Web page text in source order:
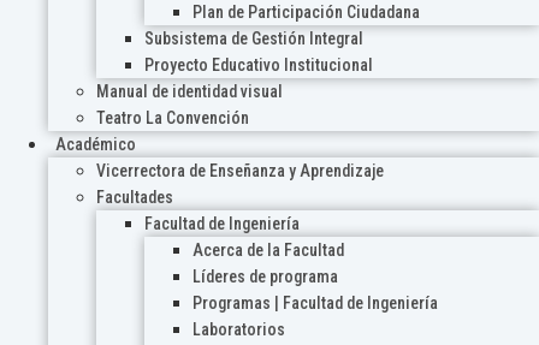
Plan de Participación Ciudadana
Subsistema de Gestión Integral
Proyecto Educativo Institucional
Manual de identidad visual
Teatro La Convención
Académico
Vicerrectora de Enseñanza y Aprendizaje
Facultades
Facultad de Ingeniería
Acerca de la Facultad
Líderes de programa
Programas | Facultad de Ingeniería
Laboratorios